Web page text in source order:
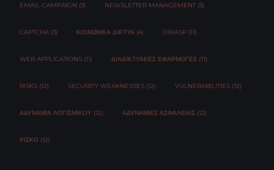
EMAIL-CAMPAIGN (3) NEWSLETTER MANAGEMENT (3)
CAPTCHA (3) ΚΟΙΝΩΝΙΚΆ ΔΊΚΤΥΑ (4) OWASP (11)
WEB APPLICATIONS (11) ΔΙΑΔΙΚΤΥΑΚΈΣ ΕΦΑΡΜΟΓΈΣ (11)
RISKS (12) SECURITY WEAKNESSES (12) VULNERABILITIES (12)
ΑΔΥΝΑΜΊΑ ΛΟΓΙΣΜΙΚΟΎ (12) ΑΔΥΝΑΜΊΕΣ ΑΣΦΆΛΕΙΑΣ (12)
ΡΊΣΚΟ (12)